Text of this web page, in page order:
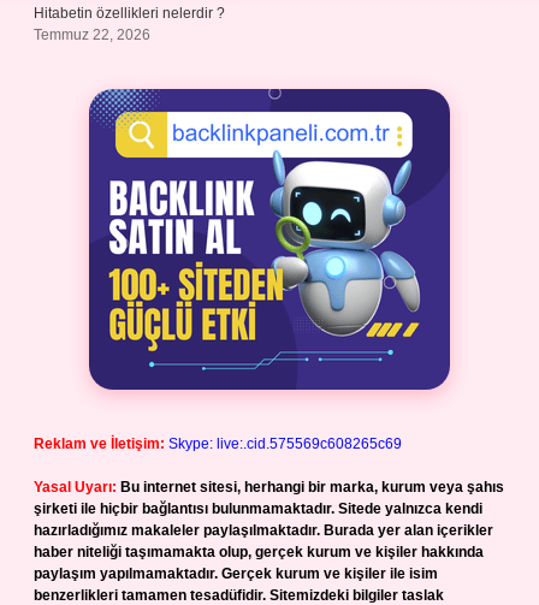
Hitabetin özellikleri nelerdir ?
Temmuz 22, 2026
Reklam ve İletişim: Skype: live:.cid.575569c608265c69
Yasal Uyarı: Bu internet sitesi, herhangi bir marka, kurum veya şahıs
şirketi ile hiçbir bağlantısı bulunmamaktadır. Sitede yalnızca kendi
hazırladığımız makaleler paylaşılmaktadır. Burada yer alan içerikler
haber niteliği taşımamakta olup, gerçek kurum ve kişiler hakkında
paylaşım yapılmamaktadır. Gerçek kurum ve kişiler ile isim
benzerlikleri tamamen tesadüfidir. Sitemizdeki bilgiler taslak